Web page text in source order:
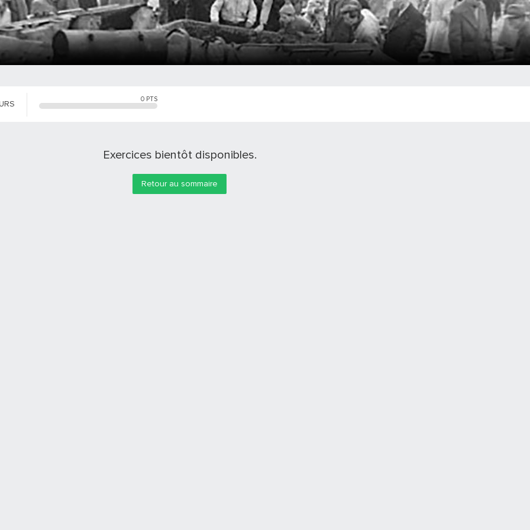
0 PTS
Exercices bientôt disponibles.
Retour au sommaire